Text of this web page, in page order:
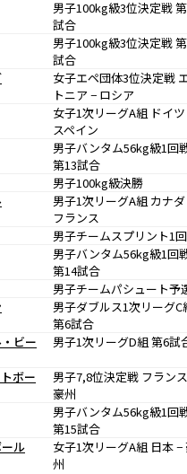
男子100kg級3位決定戦
試合
男子100kg級3位決定戦
試合
女子エペ団体3位決定戦
トニア − ロシア
女子1次リーグA組 ドイ
スペイン
男子バンタム56kg級1回
第13試合
男子100kg級決勝
男子1次リーグA組 カナ
フランス
男子チームスプリント1
男子バンタム56kg級1回
第14試合
男子チームパシュート予
男子ダブルス1次リーグC
第6試合
ビー
男子1次リーグD組 第6試
ボー
男子7,8位決定戦 フラン
豪州
男子バンタム56kg級1回
第15試合
ル
女子1次リーグA組 日本 −
州